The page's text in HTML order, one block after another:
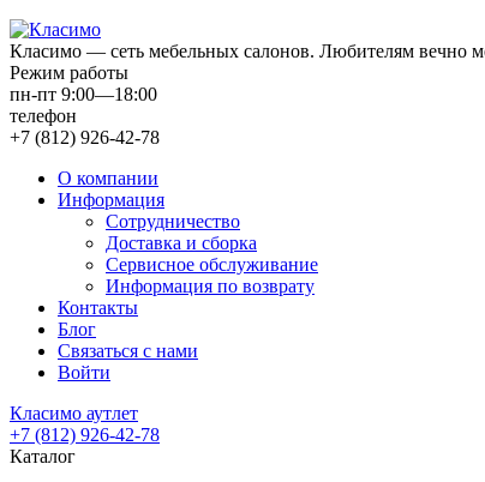
Класимо — cеть мебельных салонов. Любителям вечно
Режим работы
пн-пт 9:00—18:00
телефон
+7 (812) 926-42-78
О компании
Информация
Сотрудничество
Доставка и сборка
Сервисное обслуживание
Информация по возврату
Контакты
Блог
Связаться с нами
Войти
Класимо аутлет
+7 (812) 926-42-78
Каталог